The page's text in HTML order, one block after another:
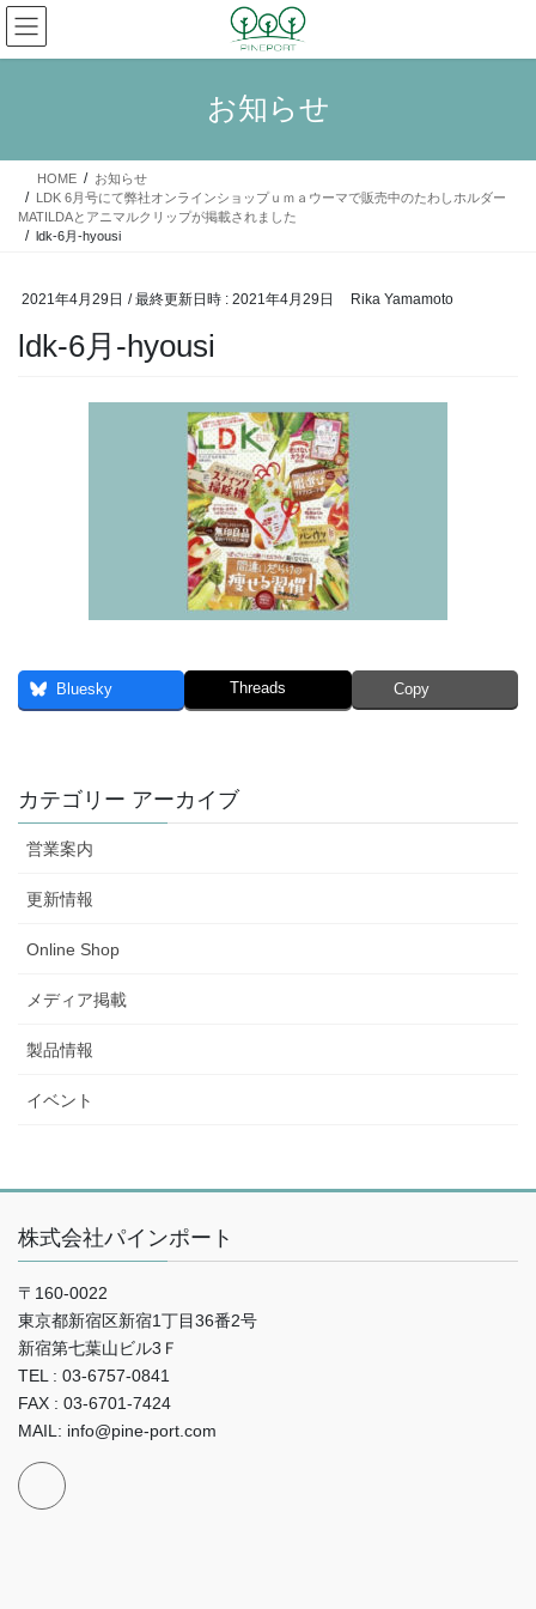
コ
ン
テ
ス
ナ
ビ
ゲ
ン
お知らせ
HOME
お知らせ
LDK 6月号にて弊社オンラインショップｕｍａウーマで販売中のたわしホルダー
MATILDAとアニマルクリップが掲載されました
ldk-6月-hyousi
2021年4月29日 / 最終更新日時 : 2021年4月29日 Rika Yamamoto
ldk-6月-hyousi
Bluesky Threads Copy
カテゴリー アーカイブ
営業案内
更新情報
Online Shop
メディア掲載
製品情報
イベント
株式会社パインポート
〒160-0022
東京都新宿区新宿1丁目36番2号
新宿第七葉山ビル3Ｆ
TEL : 03-6757-0841
FAX : 03-6701-7424
MAIL: info@pine-port.com